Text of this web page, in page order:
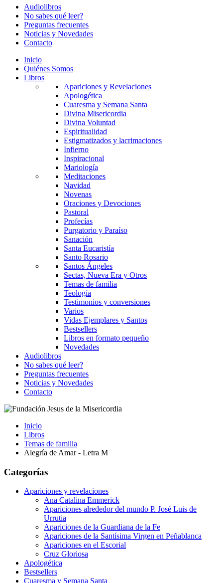
Audiolibros
No sabes qué leer?
Preguntas frecuentes
Noticias y Novedades
Contacto
Inicio
Quiénes Somos
Libros
Apariciones y Revelaciones
Apologética
Cuaresma y Semana Santa
Divina Misericordia
Divina Voluntad
Espiritualidad
Estigmatizados y lacrimaciones
Infierno
Inspiracional
Mariología
Meditaciones
Navidad
Novenas
Oraciones y Devociones
Pastoral
Profecías
Purgatorio y Paraíso
Sanación
Santa Eucaristía
Santo Rosario
Santos Ángeles
Sectas, Nueva Era y Otros
Temas de familia
Teología
Testimonios y conversiones
Varios
Vidas Ejemplares y Santos
Bestsellers
Libros en formato pequeño
Novedades
Audiolibros
No sabes qué leer?
Preguntas frecuentes
Noticias y Novedades
Contacto
Inicio
Libros
Temas de familia
Alegría de Amar - Letra M
Categorías
Apariciones y revelaciones
Ana Catalina Emmerick
Apariciones alrededor del mundo P. José Luis de
Urrutia
Apariciones de la Guardiana de la Fe
Apariciones de la Santísima Virgen en Peñablanca
Apariciones en el Escorial
Cruz Gloriosa
Apologética
Bestsellers
Cuaresma y Semana Santa